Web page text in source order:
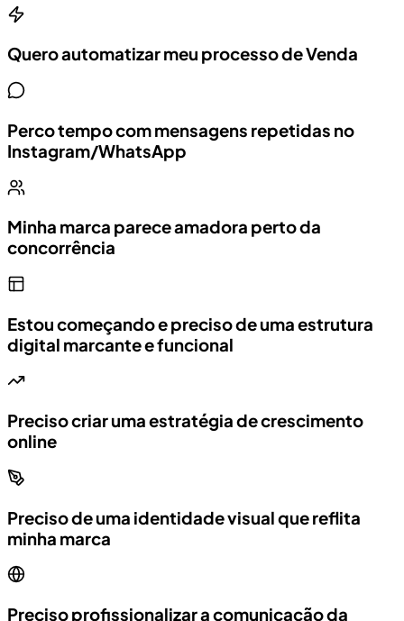
Quero automatizar meu processo de Venda
Perco tempo com mensagens repetidas no
Instagram/WhatsApp
Minha marca parece amadora perto da
concorrência
Estou começando e preciso de uma estrutura
digital marcante e funcional
Preciso criar uma estratégia de crescimento
online
Preciso de uma identidade visual que reflita
minha marca
Preciso profissionalizar a comunicação da